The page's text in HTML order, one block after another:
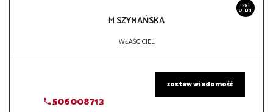
216
OFERT
M SZYMAŃSKA
WŁAŚCICIEL
506008713
zostaw wiadomość